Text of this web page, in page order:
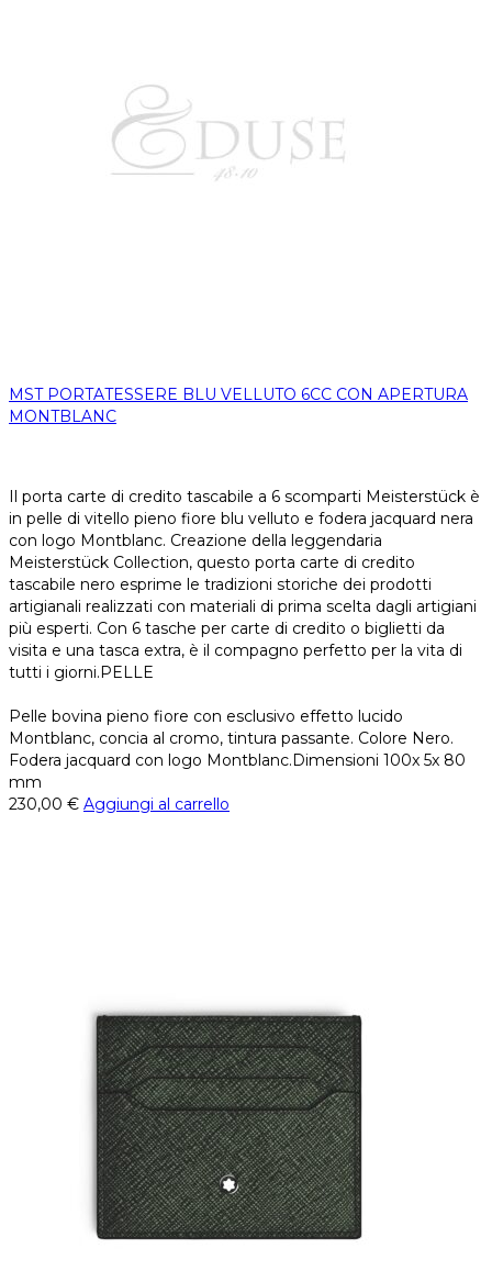
MST PORTATESSERE BLU VELLUTO 6CC CON APERTURA
MONTBLANC
Il porta carte di credito tascabile a 6 scomparti Meisterstück è
in pelle di vitello pieno fiore blu velluto e fodera jacquard nera
con logo Montblanc. Creazione della leggendaria
Meisterstück Collection, questo porta carte di credito
tascabile nero esprime le tradizioni storiche dei prodotti
artigianali realizzati con materiali di prima scelta dagli artigiani
più esperti. Con 6 tasche per carte di credito o biglietti da
visita e una tasca extra, è il compagno perfetto per la vita di
tutti i giorni.PELLE
Pelle bovina pieno fiore con esclusivo effetto lucido
Montblanc, concia al cromo, tintura passante. Colore Nero.
Fodera jacquard con logo Montblanc.Dimensioni 100x 5x 80
mm
230,00 € Aggiungi al carrello